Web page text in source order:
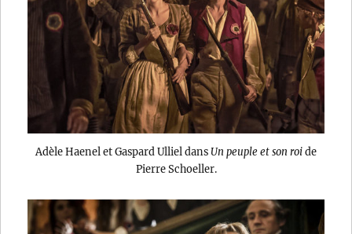
Adèle Haenel et Gaspard Ulliel dansUn peuple et son roide
Pierre Schoeller.